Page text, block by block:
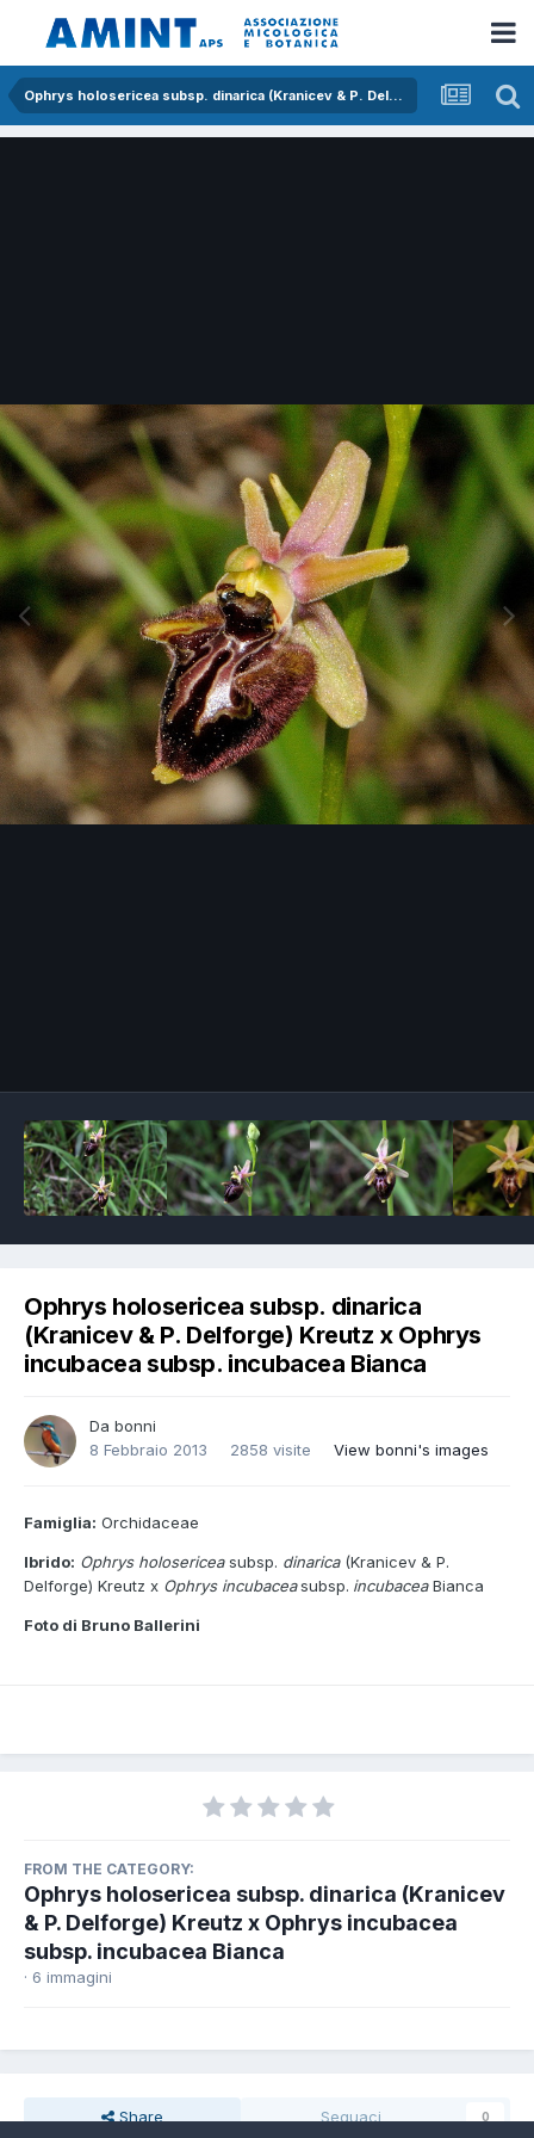
Ophrys holosericea subsp. dinarica (Kranicev & P. Delforge) Kreutz x Ophrys incubacea subsp. incubacea Bianca
Ophrys holosericea subsp. dinarica
(Kranicev & P. Delforge) Kreutz x Ophrys
incubacea subsp. incubacea Bianca
Da bonni
8 Febbraio 2013
2858 visite View bonni's images
Famiglia: Orchidaceae
Ibrido: Ophrys holosericeasubsp. dinarica(Kranicev & P.
Delforge) Kreutz x Ophrys incubaceasubsp. incubaceaBianca
Foto di Bruno Ballerini
FROM THE CATEGORY:
Ophrys holosericea subsp. dinarica (Kranicev
& P. Delforge) Kreutz x Ophrys incubacea
subsp. incubacea Bianca
· 6 immagini
Share Seguaci 0